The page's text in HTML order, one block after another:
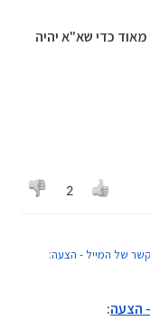
כדי שא"א יהיה
2
של המייל - הצעה:
תוכנה (או אתר) של
מייל, וכך לא תהיה
הצעה: